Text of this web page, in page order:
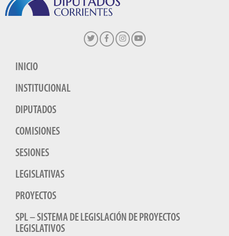
INICIO
INSTITUCIONAL
DIPUTADOS
COMISIONES
SESIONES
LEGISLATIVAS
PROYECTOS
SPL – SISTEMA DE LEGISLACIÓN DE PROYECTOS
LEGISLATIVOS